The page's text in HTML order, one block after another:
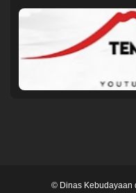
© Dinas Kebudayaan